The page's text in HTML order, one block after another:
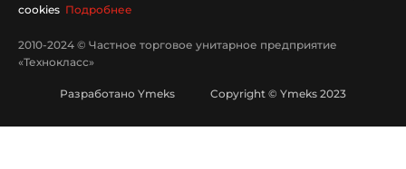
cookies Подробнее
2010-2024 © Частное торговое унитарное предприятие
«Технокласс»
Разработано Ymeks Copyright © Ymeks 2023